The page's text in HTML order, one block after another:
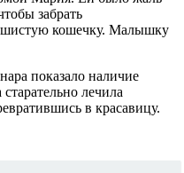
забрать
кошечку. Малышку
показало наличие
лечила
в красавицу.